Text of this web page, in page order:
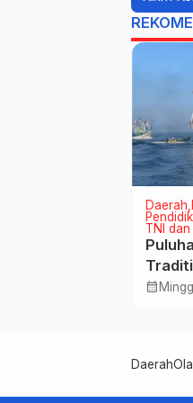
Daerah
TNI dan
calendar_month
Daerah